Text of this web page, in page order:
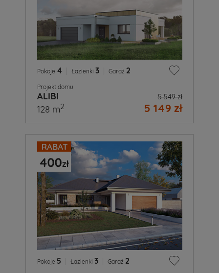
Pokoje 4 Łazienki 3 Garaż 2
Projekt domu
ALIBI 5 549 zł
5 149 zł
128 m2
Pokoje 5 Łazienki 3 Garaż 2